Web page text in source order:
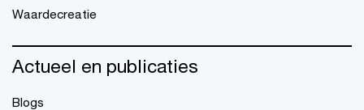
Waardecreatie
Actueel en publicaties
Blogs